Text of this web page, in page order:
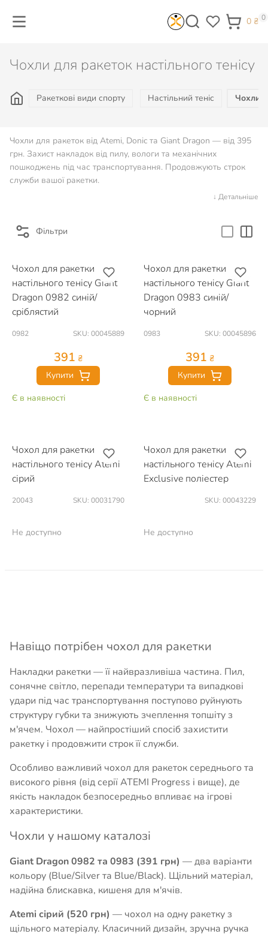
0 ₴ 0
Чохли для ракеток настільного тенісу
Ракеткові види спорту Настільний теніс Чохли
Чохли для ракеток від Atemi, Donic та Giant Dragon — від 395
грн. Захист накладок від пилу, вологи та механічних
пошкоджень під час транспортування. Продовжують строк
служби вашої ракетки.
↓ Детальніше
Фільтри
Чохол для ракетки
настільного тенісу Giant
Dragon 0982 синій/
сріблястий
0982 SKU: 00045889
391 ₴
Купити
Є в наявності
Чохол для ракетки
настільного тенісу Giant
Dragon 0983 синій/
чорний
0983 SKU: 00045896
391 ₴
Купити
Є в наявності
Чохол для ракетки
настільного тенісу Atemi
сірий
20043 SKU: 00031790
Не доступно
Чохол для ракетки
настільного тенісу Atemi
Exclusive поліестер
SKU: 00043229
Не доступно
Навіщо потрібен чохол для ракетки
Накладки ракетки — її найвразливіша частина. Пил,
сонячне світло, перепади температури та випадкові
удари під час транспортування поступово руйнують
структуру губки та знижують зчеплення топшіту з
м'ячем. Чохол — найпростіший спосіб захистити
ракетку і продовжити строк її служби.
Особливо важливий чохол для ракеток середнього та
високого рівня (від серії ATEMI Progress і вище), де
якість накладок безпосередньо впливає на ігрові
характеристики.
Чохли у нашому каталозі
Giant Dragon 0982 та 0983 (391 грн) — два варіанти
кольору (Blue/Silver та Blue/Black). Щільний матеріал,
надійна блискавка, кишеня для м'ячів.
Atemi сірий (520 грн) — чохол на одну ракетку з
щільного матеріалу. Класичний дизайн, зручна ручка